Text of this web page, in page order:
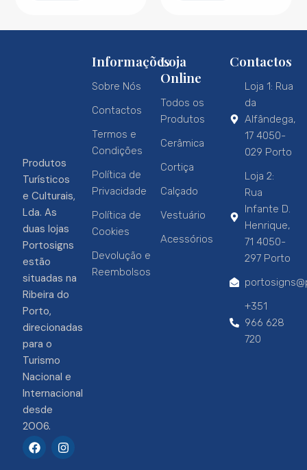
Produtos
Turísticos
e Culturais,
Lda. As
duas lojas
Portosigns
estão
situadas na
Ribeira do
Porto,
direcionadas
para o
Turismo
Nacional e
Internacional
desde
2006.
F
a
I
n
Informações
Sobre Nós
Contactos
Termos e
Condições
Política de
Privacidade
Política de
Cookies
Devolução e
Reembolsos
Loja
Online
Todos os
Produtos
Cerâmica
Cortiça
Calçado
Vestuário
Acessórios
Contactos
Loja 1: Rua
da
Alfândega,
17 4050-
029 Porto
Loja 2:
Rua
Infante D.
Henrique,
71 4050-
297 Porto
+351
966 628
720